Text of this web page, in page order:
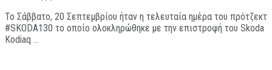
Το Σάββατο, 20 Σεπτεμβρίου ήταν η τελευταία ημέρα του πρότζεκτ
#SKODA130 το οποίο ολοκληρώθηκε με την επιστροφή του Skoda
Kodiaq ...